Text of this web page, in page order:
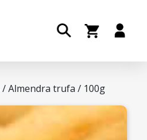
/ Almendra trufa / 100g